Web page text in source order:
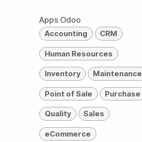
Apps Odoo
Accounting CRM
Human Resources
Inventory Maintenance
Point of Sale Purchase
Quality Sales
eCommerce